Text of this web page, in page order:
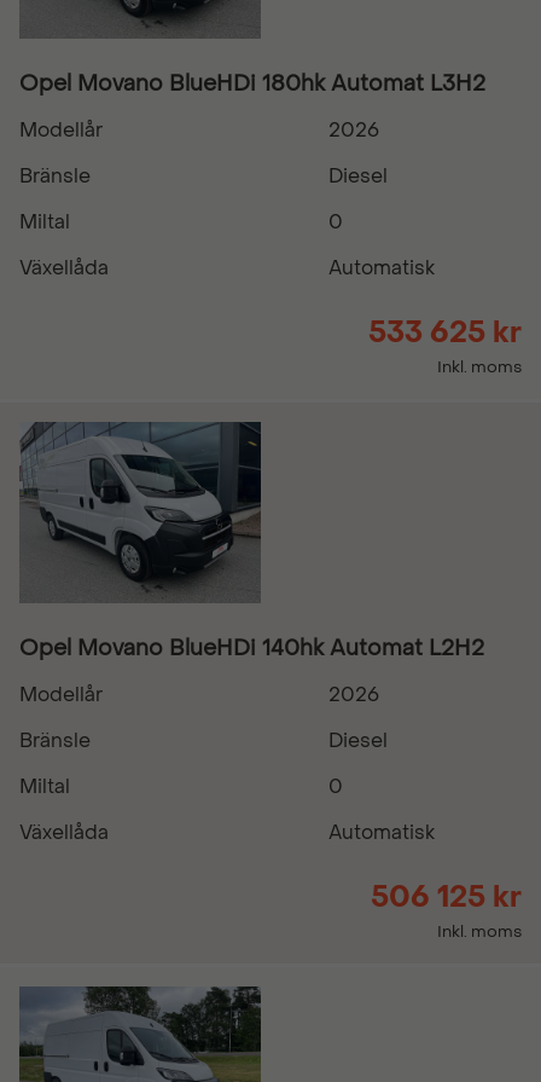
Opel Movano BlueHDi 180hk Automat L3H2
Modellår
2026
Bränsle
Diesel
Miltal
0
Växellåda
Automatisk
533 625 kr
Inkl. moms
Opel Movano BlueHDi 140hk Automat L2H2
Modellår
2026
Bränsle
Diesel
Miltal
0
Växellåda
Automatisk
506 125 kr
Inkl. moms